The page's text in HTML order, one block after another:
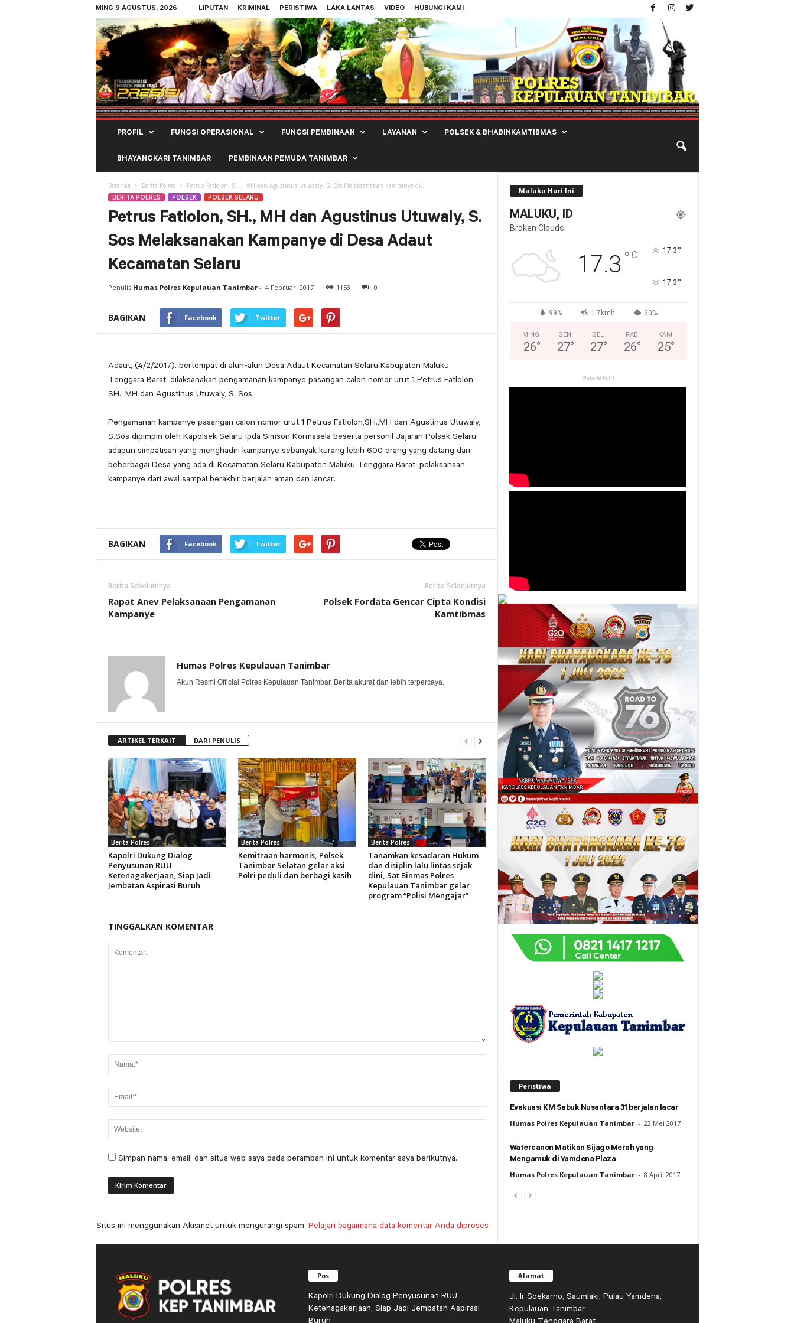
MING 9 AGUSTUS, 2026 LIPUTAN KRIMINAL PERISTIWA LAKA LANTAS VIDEO HUBUNGI KAMI
Polres
Kepulauan
PROFIL FUNGSI OPERASIONAL FUNGSI PEMBINAAN LAYANAN POLSEK & BHABINKAMTIBMAS
BHAYANGKARI TANIMBAR PEMBINAAN PEMUDA TANIMBAR
Beranda Berita Polres Petrus Fatlolon, SH., MH dan Agustinus Utuwaly, S. Sos Melaksanakan Kampanye di...
BERITA POLRES POLSEK POLSEK SELARU
Petrus Fatlolon, SH., MH dan Agustinus Utuwaly, S.
Sos Melaksanakan Kampanye di Desa Adaut
Kecamatan Selaru
Penulis Humas Polres Kepulauan Tanimbar- 4 Februari 2017 1153 0
BAGIKAN Facebook Twitter
Adaut, (4/2/2017). bertempat di alun-alun Desa Adaut Kecamatan Selaru Kabupaten Maluku
Tenggara Barat, dilaksanakan pengamanan kampanye pasangan calon nomor urut 1 Petrus Fatlolon,
SH., MH dan Agustinus Utuwaly, S. Sos.
Pengamanan kampanye pasangan calon nomor urut 1 Petrus Fatlolon,SH.,MH dan Agustinus Utuwaly,
S.Sos dipimpin oleh Kapolsek Selaru Ipda Simson Kormasela beserta personil Jajaran Polsek Selaru.
adapun simpatisan yang menghadiri kampanye sebanyak kurang lebih 600 orang yang datang dari
beberbagai Desa yang ada di Kecamatan Selaru Kabupaten Maluku Tenggara Barat, pelaksanaan
kampanye dari awal sampai berakhir berjalan aman dan lancar.
BAGIKAN Facebook Twitter
Berita Sebelumnya
Rapat Anev Pelaksanaan Pengamanan
Kampanye
Berita Selanjutnya
Polsek Fordata Gencar Cipta Kondisi
Kamtibmas
Humas Polres Kepulauan Tanimbar
Akun Resmi Official Polres Kepulauan Tanimbar. Berita akurat dan lebih terpercaya.
ARTIKEL TERKAIT DARI PENULIS
Berita Polres
Kapolri Dukung Dialog
Penyusunan RUU
Ketenagakerjaan, Siap Jadi
Jembatan Aspirasi Buruh
Berita Polres
Kemitraan harmonis, Polsek
Tanimbar Selatan gelar aksi
Polri peduli dan berbagi kasih
Berita Polres
Tanamkan kesadaran Hukum
dan disiplin lalu lintas sejak
dini, Sat Binmas Polres
Kepulauan Tanimbar gelar
program “Polisi Mengajar”
TINGGALKAN KOMENTAR
Simpan nama, email, dan situs web saya pada peramban ini untuk komentar saya berikutnya.
Situs ini menggunakan Akismet untuk mengurangi spam. Pelajari bagaimana data komentar Anda diproses
Maluku Hari Ini
MALUKU, ID
Broken Clouds
17.3 ° C 17.3 °
17.3 °
99% 1.7kmh 60%
MING
26°
SEN
27°
SEL
27°
RAB
26°
KAM
25°
Website Polri
Peristiwa
Evakuasi KM Sabuk Nusantara 31 berjalan lacar
Humas Polres Kepulauan Tanimbar - 22 Mei 2017
Watercanon Matikan Sijago Merah yang
Mengamuk di Yamdena Plaza
Humas Polres Kepulauan Tanimbar - 8 April 2017
Pos
Kapolri Dukung Dialog Penyusunan RUU
Ketenagakerjaan, Siap Jadi Jembatan Aspirasi
Buruh
Alamat
Jl. Ir Soekarno, Saumlaki, Pulau Yamdena,
Kepulauan Tanimbar
Maluku Tenggara Barat